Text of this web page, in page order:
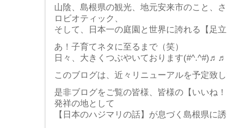
山陰、島根県の観光、地元安来市のこと、
ロビオティック、
そして、日本一の庭園と世界に誇れる【足
あ！子育てネタに至るまで（笑）
日々、大きくつぶやいております
このブログは、近々リニューアルを予定致
是非ブログをご覧の皆様、皆様の【いいね
発祥の地として
【日本のハジマリの話】が息づく島根県に